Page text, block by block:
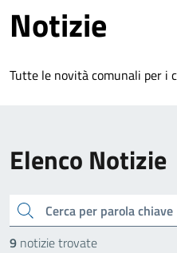
Notizie
Tutte le novità comunali per i
Elenco Notizie
cerca
9 notizie trovate